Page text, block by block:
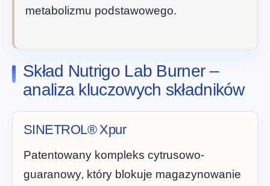
metabolizmu podstawowego.
Skład Nutrigo Lab Burner –
analiza kluczowych składników
SINETROL® Xpur
Patentowany kompleks cytrusowo-
guaranowy, który blokuje magazynowanie